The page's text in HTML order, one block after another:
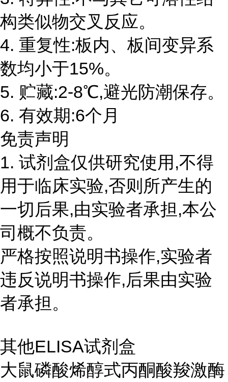
构类似物交叉反应。
4. 重复性:板内、板间变异系
数均小于15%。
5. 贮藏:2-8℃,避光防潮保存。
6. 有效期:6个月
免责声明
1. 试剂盒仅供研究使用,不得
用于临床实验,否则所产生的
一切后果,由实验者承担,本公
司概不负责。
严格按照说明书操作,实验者
违反说明书操作,后果由实验
者承担。
其他ELISA试剂盒
大鼠磷酸烯醇式丙酮酸羧激酶